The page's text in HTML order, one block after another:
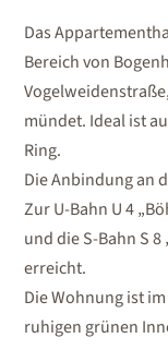
Das
Bereich von
mündet. Ideal ist
Ring.
Die Anbindung an
Zur U-Bahn U 4
und die S-Bahn S
erreicht.
Die Wohnung ist
ruhigen grünen